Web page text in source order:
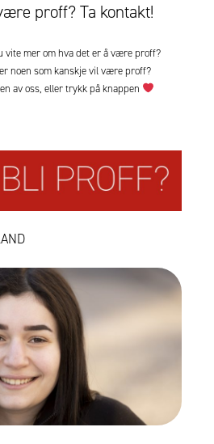
proff? Ta kontakt!
vite mer om hva det er å være proff?
noen som kanskje vil være proff?
av oss, eller trykk på knappen